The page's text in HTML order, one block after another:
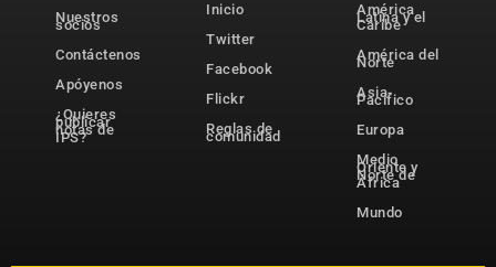
Nuestros
socios
Contáctenos
Apóyenos
¿Quieres
publicar
notas de
IPS?
Inicio
Twitter
Facebook
Flickr
Reglas de
comunidad
América
Latina y el
Caribe
América del
Norte
Asia-
Pacífico
Europa
Medio
Oriente y
Norte de
África
Mundo